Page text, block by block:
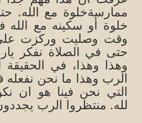
ممارسةخلوة مع الله.
خلوة أو سكينه مع
وقت وصليت وركزت
حتى في الصلاة نفكر
وهذا وهذا، في الحقيقة
الرب وهذا ما نحن نفعله
التي نحن فينا هو ان
لله. منتظروا الرب